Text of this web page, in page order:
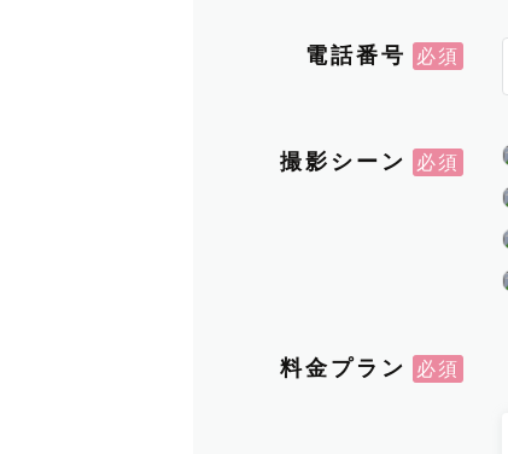
電話番号
撮影シーン
料金プラン